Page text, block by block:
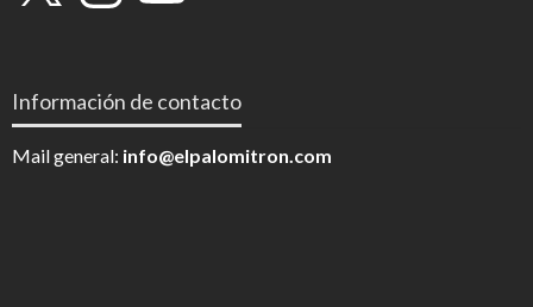
Información de contacto
Mail general: info@elpalomitron.com